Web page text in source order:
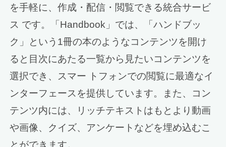
を手軽に、作成・配信・閲覧できる統合サービ
ス です。「Handbook」では、「ハンドブッ
ク」という1冊の本のようなコンテンツを開け
ると目次にあたる一覧から見たいコンテンツを
選択でき、スマー トフォンでの閲覧に最適なイ
ンターフェースを提供しています。また、コン
テンツ内には、リッチテキストはもとより動画
や画像、クイズ、アンケートなどを埋め込むこ